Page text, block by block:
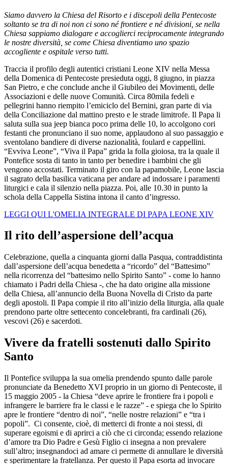
Siamo davvero la Chiesa del Risorto e i discepoli della Pentecoste
soltanto se tra di noi non ci sono né frontiere e né divisioni, se nella
Chiesa sappiamo dialogare e accoglierci reciprocamente integrando
le nostre diversità, se come Chiesa diventiamo uno spazio
accogliente e ospitale verso tutti.
Traccia il profilo degli autentici cristiani Leone XIV nella Messa
della Domenica di Pentecoste presieduta oggi, 8 giugno, in piazza
San Pietro, e che conclude anche il Giubileo dei Movimenti, delle
Associazioni e delle nuove Comunità. Circa 80mila fedeli e
pellegrini hanno riempito l’emiciclo del Bernini, gran parte di via
della Conciliazione dal mattino presto e le strade limitrofe. Il Papa li
saluta sulla sua jeep bianca poco prima delle 10, lo accolgono cori
festanti che pronunciano il suo nome, applaudono al suo passaggio e
sventolano bandiere di diverse nazionalità, foulard e cappellini.
“Evviva Leone”, “Viva il Papa” grida la folla gioiosa, tra la quale il
Pontefice sosta di tanto in tanto per benedire i bambini che gli
vengono accostati. Terminato il giro con la papamobile, Leone lascia
il sagrato della basilica vaticana per andare ad indossare i paramenti
liturgici e cala il silenzio nella piazza. Poi, alle 10.30 in punto la
schola della Cappella Sistina intona il canto d’ingresso.
LEGGI QUI L'OMELIA INTEGRALE DI PAPA LEONE XIV
Il rito dell’aspersione dell’acqua
Celebrazione, quella a cinquanta giorni dalla Pasqua, contraddistinta
dall’aspersione dell’acqua benedetta a “ricordo” del “Battesimo”
nella ricorrenza del “battesimo nello Spirito Santo” - come lo hanno
chiamato i Padri della Chiesa -, che ha dato origine alla missione
della Chiesa, all’annuncio della Buona Novella di Cristo da parte
degli apostoli. Il Papa compie il rito all’inizio della liturgia, alla quale
prendono parte oltre settecento concelebranti, fra cardinali (26),
vescovi (26) e sacerdoti.
Vivere da fratelli sostenuti dallo Spirito
Santo
Il Pontefice sviluppa la sua omelia prendendo spunto dalle parole
pronunciate da Benedetto XVI proprio in un giorno di Pentecoste, il
15 maggio 2005 - la Chiesa “deve aprire le frontiere fra i popoli e
infrangere le barriere fra le classi e le razze” - e spiega che lo Spirito
apre le frontiere “dentro di noi”, “nelle nostre relazioni” e “tra i
popoli”. Ci consente, cioè, di metterci di fronte a noi stessi, di
superare egoismi e di aprirci a ciò che ci circonda; essendo relazione
d’amore tra Dio Padre e Gesù Figlio ci insegna a non prevalere
sull’altro; insegnandoci ad amare ci permette di annullare le diversità
e sperimentare la fratellanza. Per questo il Papa esorta ad invocare